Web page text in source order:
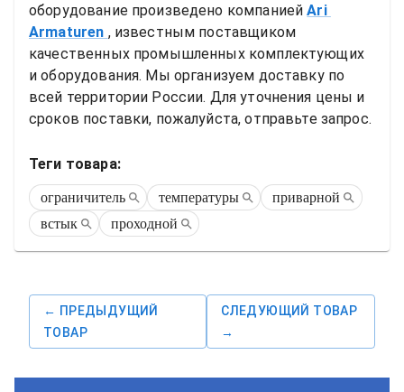
оборудование произведено компанией Ari
Armaturen , известным поставщиком
качественных промышленных комплектующих
и оборудования. Мы организуем доставку по
всей территории России. Для уточнения цены и
сроков поставки, пожалуйста, отправьте запрос.
Теги товара:
ограничитель температуры
приварной
встык
проходной
← ПРЕДЫДУЩИЙ
ТОВАР
СЛЕДУЮЩИЙ ТОВАР
→